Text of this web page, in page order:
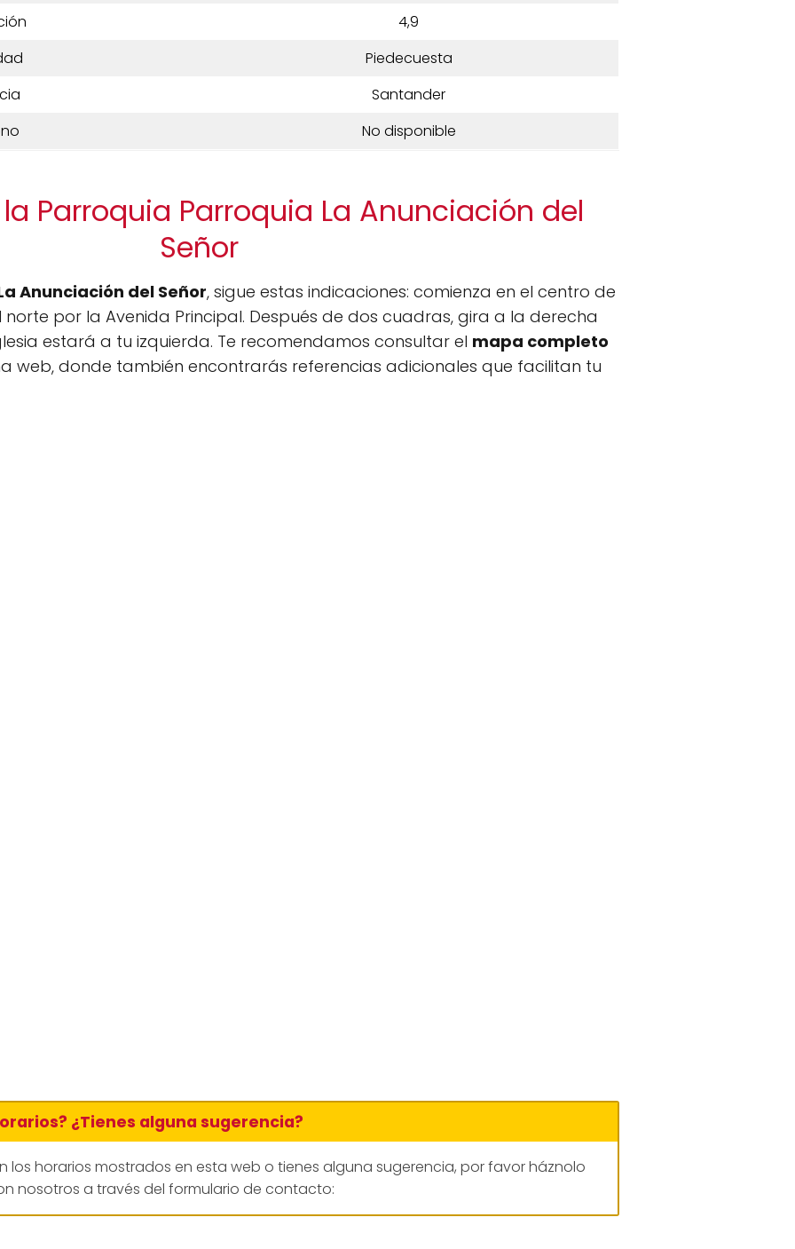
4,9
Piedecuesta
Santander
No disponible
Parroquia Parroquia La Anunciación del
Señor
Anunciación del Señor, sigue estas indicaciones: comienza en el centro de
por la Avenida Principal. Después de dos cuadras, gira a la derecha
estará a tu izquierda. Te recomendamos consultar el mapa completo
web, donde también encontrarás referencias adicionales que facilitan tu
¿Tienes alguna sugerencia?
los horarios mostrados en esta web o tienes alguna sugerencia, por favor háznolo
nosotros a través del formulario de contacto: